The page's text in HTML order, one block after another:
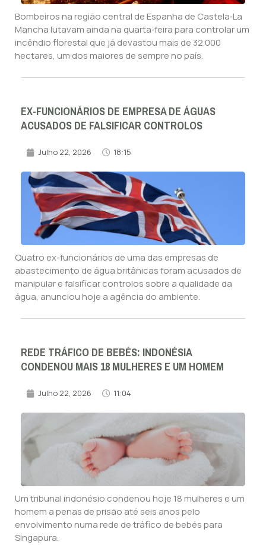
Bombeiros na região central de Espanha de Castela‑La
Mancha lutavam ainda na quarta‑feira para controlar um
incêndio florestal que já devastou mais de 32.000
hectares, um dos maiores de sempre no país.
EX-FUNCIONÁRIOS DE EMPRESA DE ÁGUAS
ACUSADOS DE FALSIFICAR CONTROLOS
Julho 22, 2026 18:15
Quatro ex-funcionários de uma das empresas de
abastecimento de água britânicas foram acusados de
manipular e falsificar controlos sobre a qualidade da
água, anunciou hoje a agência do ambiente.
REDE TRÁFICO DE BEBÉS: INDONÉSIA
CONDENOU MAIS 18 MULHERES E UM HOMEM
Julho 22, 2026 11:04
Um tribunal indonésio condenou hoje 18 mulheres e um
homem a penas de prisão até seis anos pelo
envolvimento numa rede de tráfico de bebés para
Singapura.